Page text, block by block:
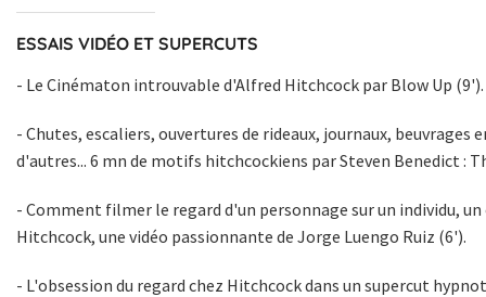
ESSAIS VIDÉO ET SUPERCUTS
- Le Cinématon introuvable d'Alfred Hitchcock par Blow Up (9').
- Chutes, escaliers, ouvertures de rideaux, journaux, beuvrages
d'autres... 6 mn de motifs hitchcockiens par Steven Benedict :
- Comment filmer le regard d'un personnage sur un individu,
Hitchcock, une vidéo passionnante de Jorge Luengo Ruiz (6').
- L'obsession du regard chez Hitchcock dans un supercut